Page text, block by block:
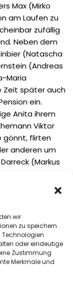
wir
zu speichern
oder eindeutige
Zustimmung
Merkmale und
Max (Mirko
am Laufen zu
zufällig
Neben dem
(Natascha
(Andreas
Maria
Zeit später auch
ein.
Anita ihrem
Viktor
gönnt, flirten
anderen um
(Markus
bei ihm
perfekt.
noch ihre
die
in ihre eigene
nicht